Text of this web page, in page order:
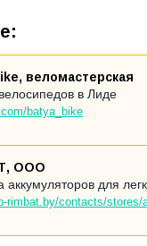
веломастерская
в Лиде
batya_bike
ООО
для
rimbat.by/contacts/stores/